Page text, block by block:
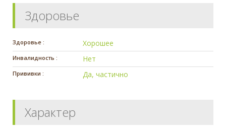
Здоровье
Здоровье : Хорошее
Инвалидность : Нет
Прививки : Да, частично
Характер